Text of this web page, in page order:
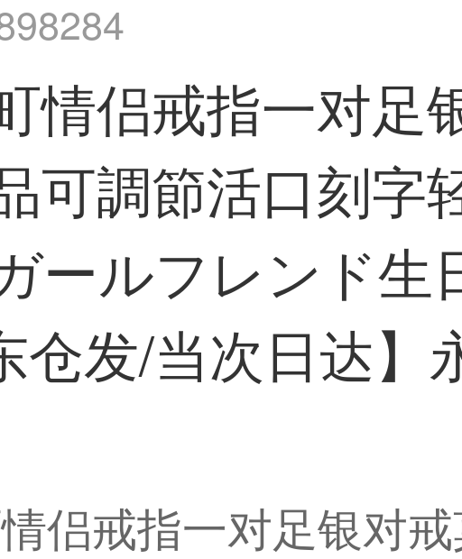
情侣戒指一对足
可調節活口刻字
ールフレンド生
仓发/当次日达】
侣戒指一对足银对